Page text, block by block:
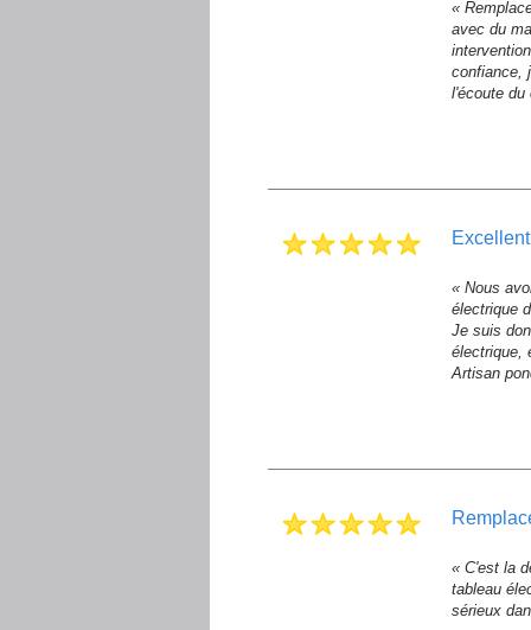
«
avec du
confiance,
l'écoute du
« Nous
électrique
Je suis
électrique,
Artisan
« C'est la
tableau
sérieux